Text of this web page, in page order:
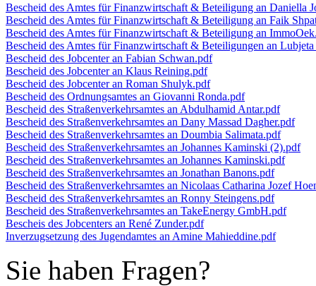
Bescheid des Amtes für Finanzwirtschaft & Beteiligung an Daniella
Bescheid des Amtes für Finanzwirtschaft & Beteiligung an Faik
Bescheid des Amtes für Finanzwirtschaft & Beteiligung an
Bescheid des Amtes für Finanzwirtschaft & Beteiligungen an
Bescheid des Jobcenter an Fabian Schwan.pdf
Bescheid des Jobcenter an Klaus Reining.pdf
Bescheid des Jobcenter an Roman Shulyk.pdf
Bescheid des Ordnungsamtes an Giovanni Ronda.pdf
Bescheid des Straßenverkehrsamtes an Abdulhamid Antar.pdf
Bescheid des Straßenverkehrsamtes an Dany Massad Dagher.pdf
Bescheid des Straßenverkehrsamtes an Doumbia Salimata.pdf
Bescheid des Straßenverkehrsamtes an Johannes Kaminski (2).pdf
Bescheid des Straßenverkehrsamtes an Johannes Kaminski.pdf
Bescheid des Straßenverkehrsamtes an Jonathan Banons.pdf
Bescheid des Straßenverkehrsamtes an Nicolaas Catharina Jozef
Bescheid des Straßenverkehrsamtes an Ronny Steingens.pdf
Bescheid des Straßenverkehrsamtes an TakeEnergy GmbH.pdf
Bescheis des Jobcenters an René Zunder.pdf
Inverzugsetzung des Jugendamtes an Amine Mahieddine.pdf
Sie haben Fragen?